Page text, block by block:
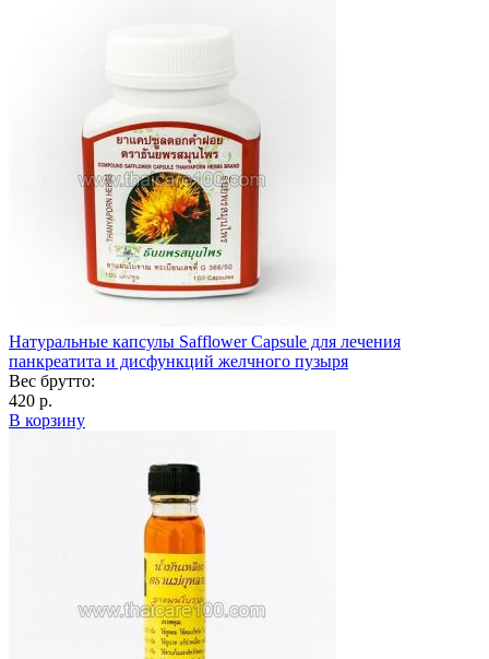
Натуральные капсулы Safflower Capsule для лечения
панкреатита и дисфункций желчного пузыря
Вес брутто:
420 р.
В корзину